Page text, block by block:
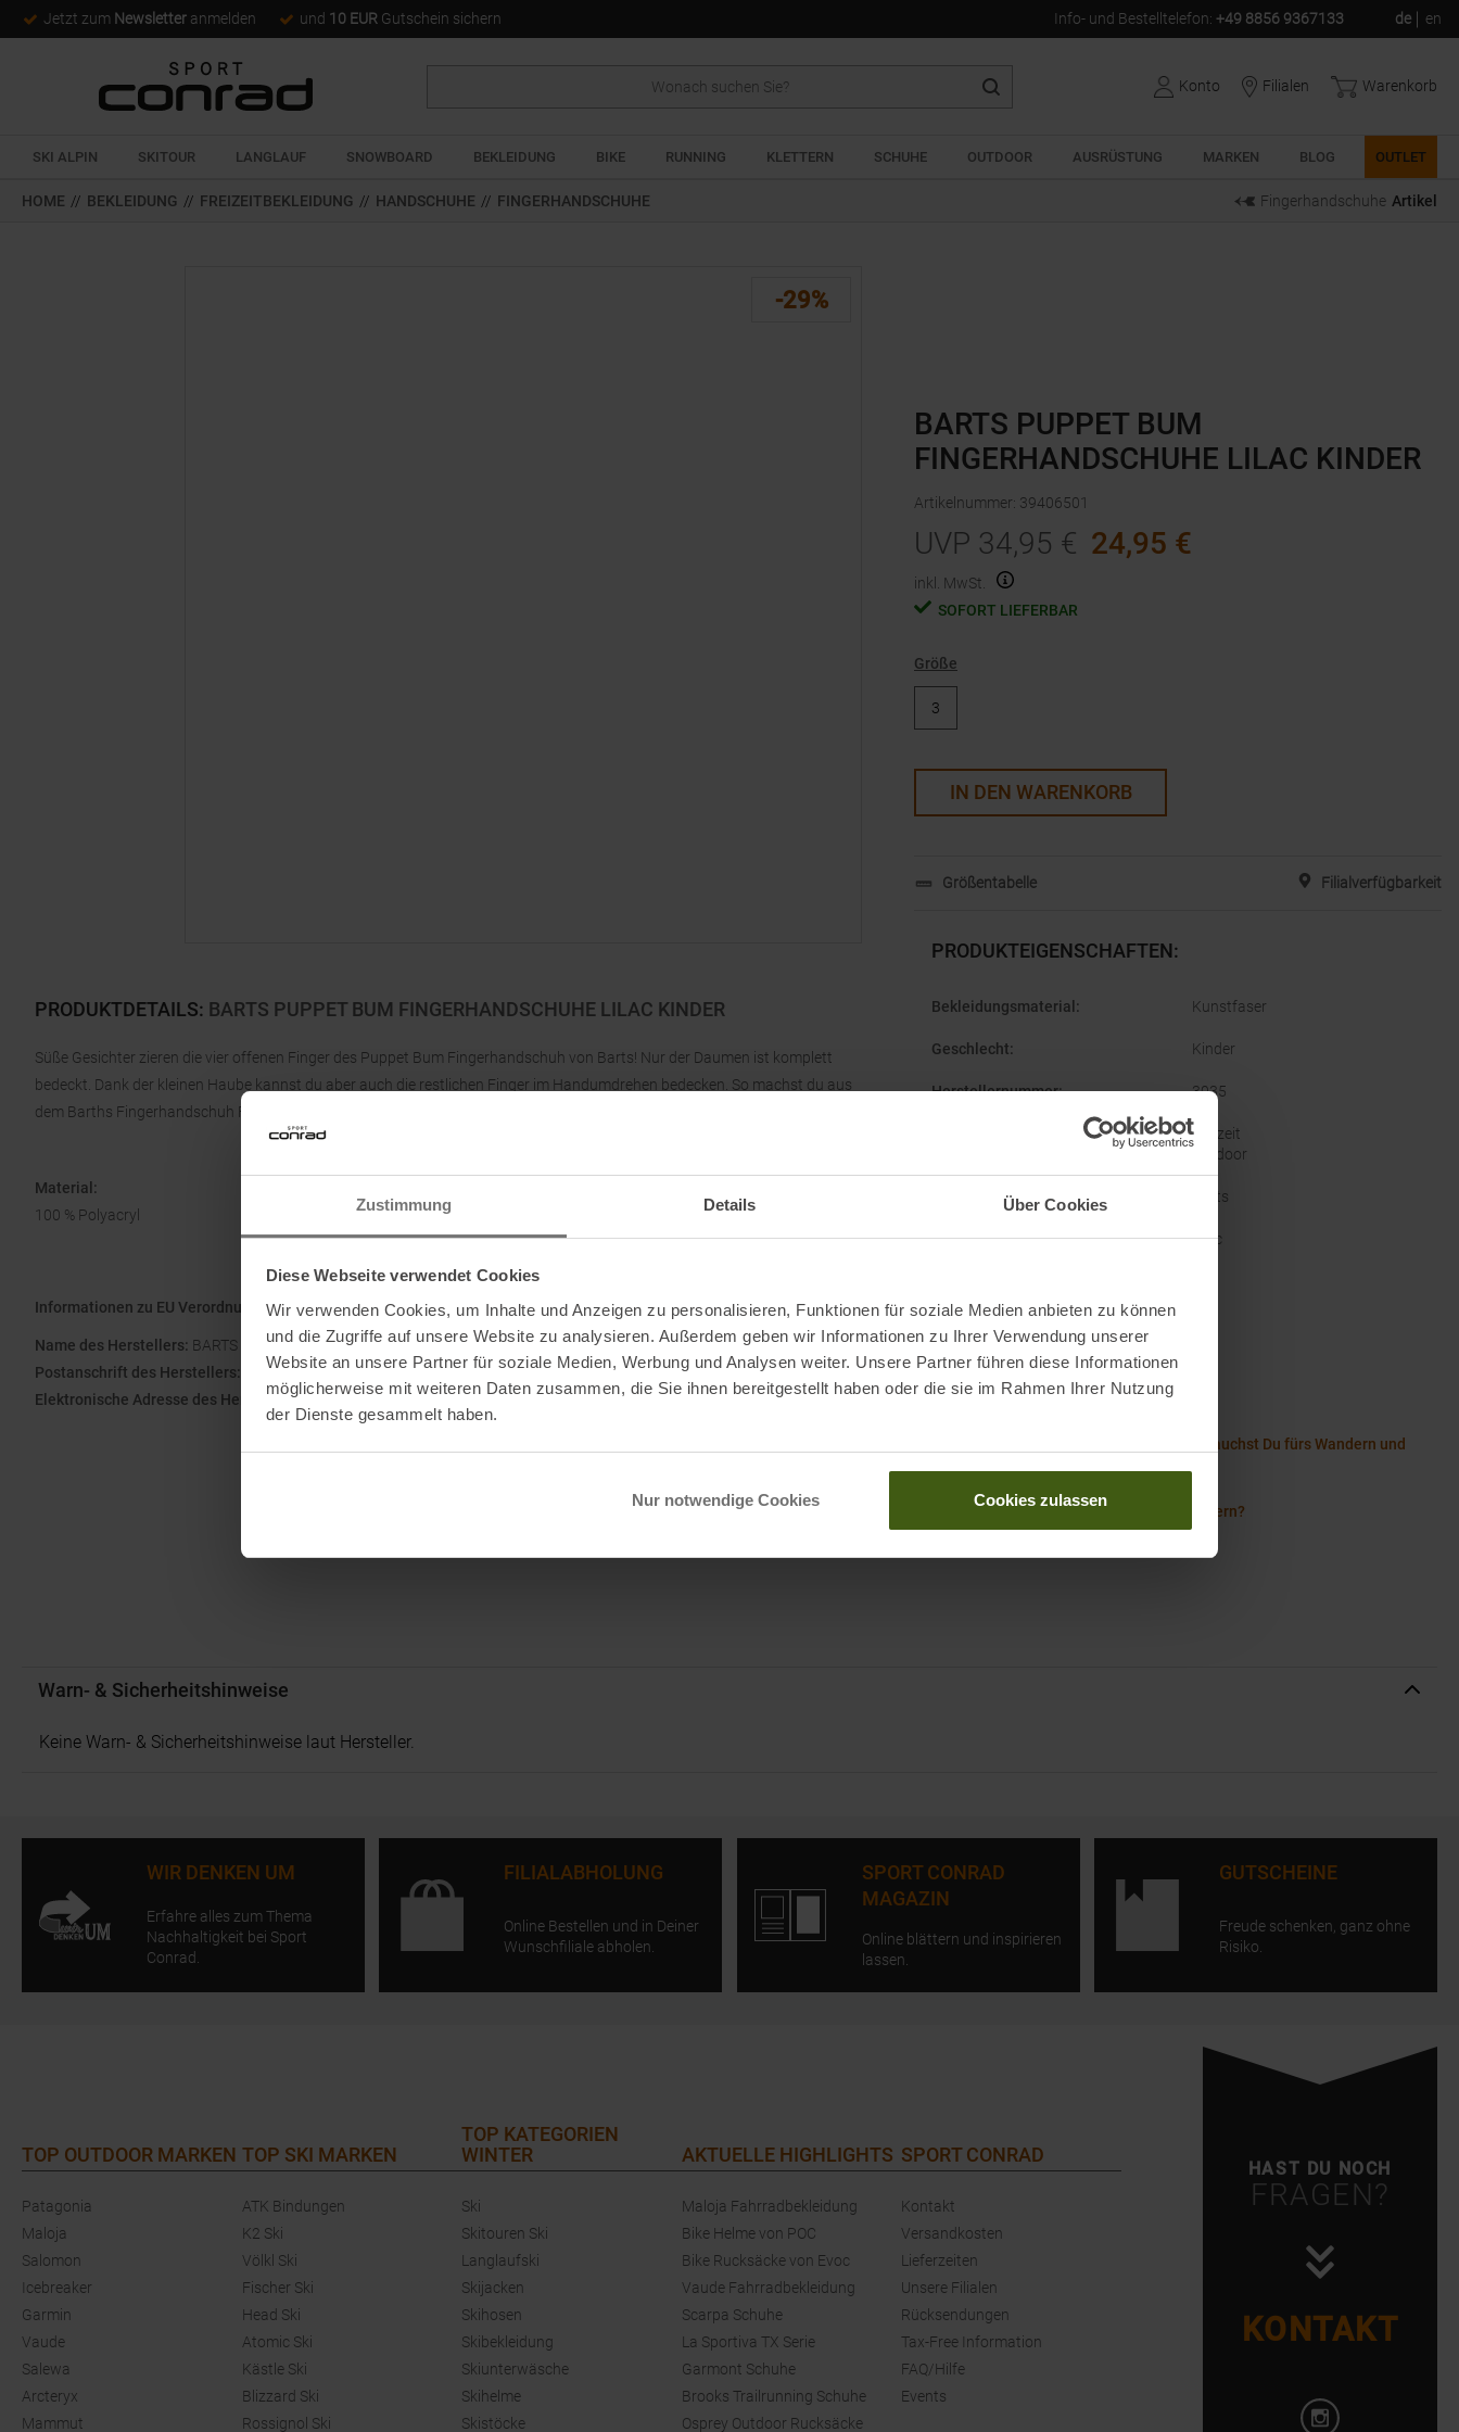
Zustimmung Details Über Cookies
Diese Webseite verwendet Cookies
Wir verwenden Cookies, um Inhalte und Anzeigen zu personalisieren, Funktionen für soziale Medien anbieten zu können
und die Zugriffe auf unsere Website zu analysieren. Außerdem geben wir Informationen zu Ihrer Verwendung unserer
Website an unsere Partner für soziale Medien, Werbung und Analysen weiter. Unsere Partner führen diese Informationen
möglicherweise mit weiteren Daten zusammen, die Sie ihnen bereitgestellt haben oder die sie im Rahmen Ihrer Nutzung
der Dienste gesammelt haben.
Nur notwendige Cookies Cookies zulassen
Jetzt zum Newsletter anmelden und 10 EUR Gutschein sichern Info- und Bestelltelefon: +49 8856 9367133 de en
Konto Filialen Warenkorb
SKI ALPIN SKITOUR LANGLAUF SNOWBOARD BEKLEIDUNG BIKE RUNNING KLETTERN SCHUHE OUTDOOR AUSRÜSTUNG MARKEN BLOG OUTLET
HOME // BEKLEIDUNG // FREIZEITBEKLEIDUNG // HANDSCHUHE // FINGERHANDSCHUHE Fingerhandschuhe Artikel
-29%
PRODUKTDETAILS: BARTS PUPPET BUM FINGERHANDSCHUHE LILAC KINDER
Süße Gesichter zieren die vier offenen Finger des Puppet Bum Fingerhandschuh von Barts! Nur der Daumen ist komplett
bedeckt. Dank der kleinen Haube kannst du aber auch die restlichen Finger im Handumdrehen bedecken. So machst du aus
dem Barths Fingerhandschuh Fäustlinge.
Material:
100 % Polyacryl
Informationen zu EU Verordnung GPSR
Name des Herstellers: BARTS BV
Postanschrift des Herstellers:
Moermanskkade 101, 1013 BC, Amsterdam, NL
Elektronische Adresse des Herstellers:customerservice@barts.eu
BARTS PUPPET BUM
FINGERHANDSCHUHE LILAC KINDER
Artikelnummer: 39406501
UVP 34,95 € 24,95 €
inkl. MwSt.
SOFORT LIEFERBAR
Größe
3
IN DEN WARENKORB
Größentabelle Filialverfügbarkeit
PRODUKTEIGENSCHAFTEN:
Bekleidungsmaterial : Kunstfaser
Geschlecht: Kinder
Herstellernummer: 3035
Freizeit
Outdoor
Barts
Original Farbbezeichnung: Lilac
Wissenswertes in unserem Blog
Barts Größentabelle Kinder
Hike with the Right: Welche Essentials brauchst Du fürs Wandern und
Berggehen?
Was brauchst Du um mit Kindern zu wandern?
Warn- & Sicherheitshinweise
Keine Warn- & Sicherheitshinweise laut Hersteller.
WIR DENKEN UM
Erfahre alles zum Thema
Nachhaltigkeit bei Sport
Conrad.
FILIALABHOLUNG
Online Bestellen und in Deiner
Wunschfiliale abholen.
SPORT CONRAD
MAGAZIN
Online blättern und inspirieren
lassen.
GUTSCHEINE
Freude schenken, ganz ohne
Risiko.
HAST DU NOCH
FRAGEN?
KONTAKT
TOP OUTDOOR MARKEN
Patagonia
Maloja
Salomon
Icebreaker
Garmin
Vaude
Salewa
Arcteryx
Mammut
TOP SKI MARKEN
ATK Bindungen
K2 Ski
Völkl Ski
Fischer Ski
Head Ski
Atomic Ski
Kästle Ski
Blizzard Ski
Rossignol Ski
TOP KATEGORIEN
WINTER
Ski
Skitouren Ski
Langlaufski
Skijacken
Skihosen
Skibekleidung
Skiunterwäsche
Skihelme
Skistöcke
AKTUELLE HIGHLIGHTS
Maloja Fahrradbekleidung
Bike Helme von POC
Bike Rucksäcke von Evoc
Vaude Fahrradbekleidung
Scarpa Schuhe
La Sportiva TX Serie
Garmont Schuhe
Brooks Trailrunning Schuhe
Osprey Outdoor Rucksäcke
SPORT CONRAD
Kontakt
Versandkosten
Lieferzeiten
Unsere Filialen
Rücksendungen
Tax-Free Information
FAQ/Hilfe
Events